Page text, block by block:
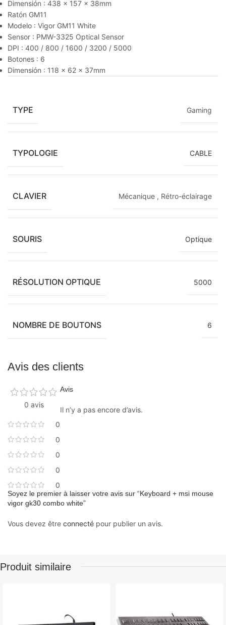
Dimensión : 438 x 157 x 38mm
Ratón GM11
Modelo : Vigor GM11 White
Sensor : PMW-3325 Optical Sensor
DPI : 400 / 800 / 1600 / 3200 / 5000
Botones : 6
Dimensión : 118 x 62 x 37mm
TYPE Gaming
TYPOLOGIE CABLE
CLAVIER Mécanique , Rétro-éclairage
SOURIS Optique
RÉSOLUTION OPTIQUE 5000
NOMBRE DE BOUTONS 6
Avis des clients
0 avis
0
0
0
0
0
Avis
Il n’y a pas encore d’avis.
Soyez le premier à laisser votre avis sur “Keyboard + msi mouse
vigor gk30 combo white”
Vous devez être connecté pour publier un avis.
Produit similaire